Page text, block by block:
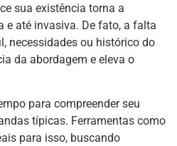
sua existência torna a
e até invasiva. De fato, a falta
necessidades ou histórico do
da abordagem e eleva o
para compreender seu
típicas. Ferramentas como
para isso, buscando